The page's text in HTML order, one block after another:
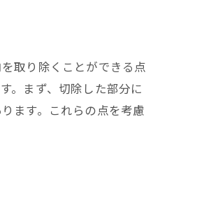
取り除くことができる点
。まず、切除した部分に
ます。これらの点を考慮